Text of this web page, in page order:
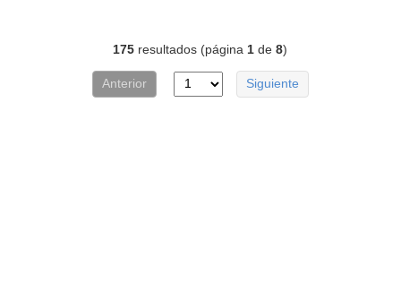
175 resultados (página 1 de8)
Anterior Siguiente